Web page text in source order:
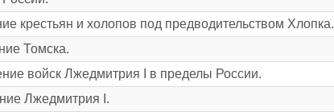
крестьян и холопов под предводительством Хлопка.
Томска.
войск Лжедмитрия I в пределы России.
Лжедмитрия I.